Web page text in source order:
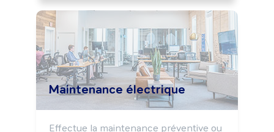
méthodes de tests et réaliser les
analyses de non-conformité des
produits.
Peut coordonner une équipe.
Maintenance électrique
Effectue la maintenance préventive ou